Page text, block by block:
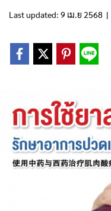
Last updated: 9 เม.ย 2568 |